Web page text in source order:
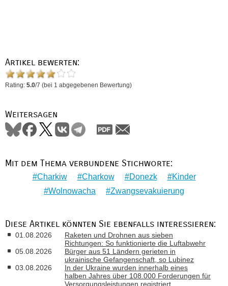
Artikel bewerten:
Rating: 5.0/7 (bei 1 abgegebenen Bewertung)
Weitersagen
Mit dem Thema verbundene Stichworte:
Charkiw Charkow Donezk
Kinder
Wolnowacha
Zwangsevakuierung
Diese Artikel könnten Sie ebenfalls interessieren:
01.08.2026
Raketen und Drohnen aus sieben
Richtungen: So funktionierte die Luftabwehr
05.08.2026
Bürger aus 51 Ländern gerieten in
ukrainische Gefangenschaft, so Lubinez
03.08.2026
In der Ukraine wurden innerhalb eines
halben Jahres über 108.000 Forderungen für
Versorgungsleistungen registriert